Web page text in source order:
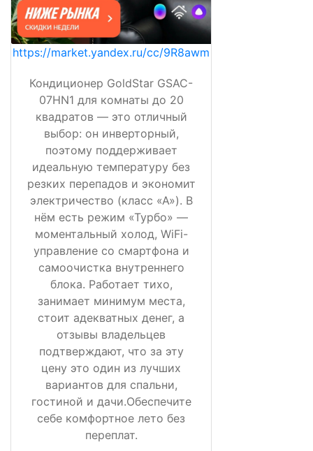
https://market.yandex.ru/cc/9R8awm
Кондиционер GoldStar GSAC-
07HN1 для комнаты до 20
квадратов — это отличный
выбор: он инверторный,
поэтому поддерживает
идеальную температуру без
резких перепадов и экономит
электричество (класс «А»). В
нём есть режим «Турбо» —
моментальный холод, WiFi-
управление со смартфона и
самоочистка внутреннего
блока. Работает тихо,
занимает минимум места,
стоит адекватных денег, а
отзывы владельцев
подтверждают, что за эту
цену это один из лучших
вариантов для спальни,
гостиной и дачи.Обеспечите
себе комфортное лето без
переплат.